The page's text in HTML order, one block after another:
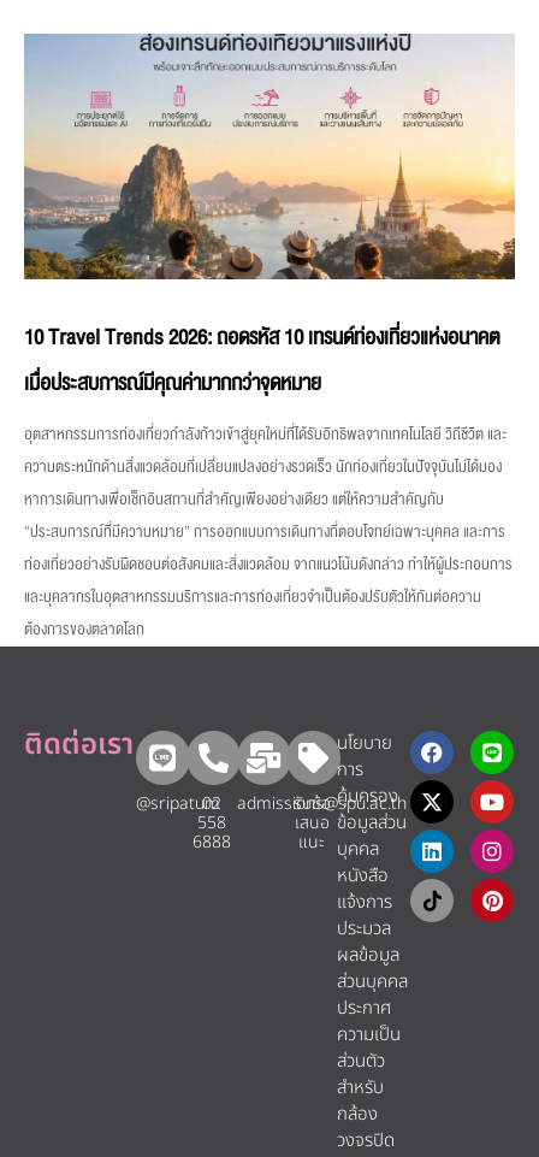
10 Travel Trends 2026: ถอดรหัส 10 เทรนด์ท่องเที่ยวแห่งอนาคต
เมื่อประสบการณ์มีคุณค่ามากกว่าจุดหมาย
อุตสาหกรรมการท่องเที่ยวกำลังก้าวเข้าสู่ยุคใหม่ที่ได้รับอิทธิพลจากเทคโนโลยี วิถีชีวิต และ
ความตระหนักด้านสิ่งแวดล้อมที่เปลี่ยนแปลงอย่างรวดเร็ว นักท่องเที่ยวในปัจจุบันไม่ได้มอง
หาการเดินทางเพื่อเช็กอินสถานที่สำคัญเพียงอย่างเดียว แต่ให้ความสำคัญกับ
“ประสบการณ์ที่มีความหมาย” การออกแบบการเดินทางที่ตอบโจทย์เฉพาะบุคคล และการ
ท่องเที่ยวอย่างรับผิดชอบต่อสังคมและสิ่งแวดล้อม จากแนวโน้มดังกล่าว ทำให้ผู้ประกอบการ
และบุคลากรในอุตสาหกรรมบริการและการท่องเที่ยวจำเป็นต้องปรับตัวให้ทันต่อความ
ต้องการของตลาดโลก
ติดต่อเรา
@sripatum
02
558
6888
admissions@spu.ac.th
รับข้อ
เสนอ
แนะ​
นโยบาย
การ
คุ้มครอง
ข้อมูลส่วน
บุคคล
หนังสือ
แจ้งการ
ประมวล
ผลข้อมูล
ส่วนบุคคล
ประกาศ
ความเป็น
ส่วนตัว
สำหรับ
กล้อง
วงจรปิด